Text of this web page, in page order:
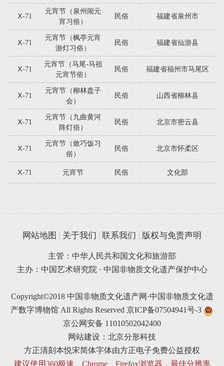
Ⅹ-71
元宵节（泉州闹元
宵习俗）
民俗 福建省泉州市
Ⅹ-71
元宵节（枫亭元宵
游灯习俗）
民俗 福建省仙游县
Ⅹ-71
元宵节（马尾-马祖
元宵节俗）
民俗 福建省福州市马尾区
Ⅹ-71
元宵节（柳林盘子
会）
民俗 山西省柳林县
Ⅹ-71
元宵节（九曲黄河
阵灯俗）
民俗 北京市密云县
Ⅹ-71
元宵节（敛巧饭习
俗）
民俗 北京市怀柔区
Ⅹ-71 元宵节 民俗 文化部
网站地图 关于我们 联系我们 版权与免责声明
主管：中华人民共和国文化和旅游部
主办：中国艺术研究院 · 中国非物质文化遗产保护中心
Copyright©2018 中国非物质文化遗产网·中国非物质文化遗
产数字博物馆 All Rights Reserved 京ICP备07504941号-3
京公网安备 11010502042400
网站建设：北京分形科技
方正清刻本悦宋简体字体由方正电子免费公益授权
建议使用360极速、Chrome、Firefox浏览器，最佳分辨率